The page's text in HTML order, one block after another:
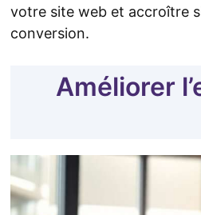
votre site web et accroître
conversion.
Améliorer